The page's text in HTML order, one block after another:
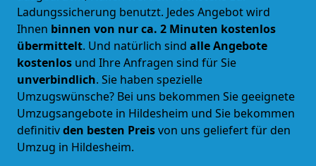
Ladungssicherung benutzt. Jedes Angebot wird
Ihnen binnen von nur ca. 2 Minuten kostenlos
übermittelt. Und natürlich sind alle Angebote
kostenlos und Ihre Anfragen sind für Sie
unverbindlich. Sie haben spezielle
Umzugswünsche? Bei uns bekommen Sie geeignete
Umzugsangebote in Hildesheim und Sie bekommen
definitivden besten Preisvon uns geliefert für den
Umzug in Hildesheim.